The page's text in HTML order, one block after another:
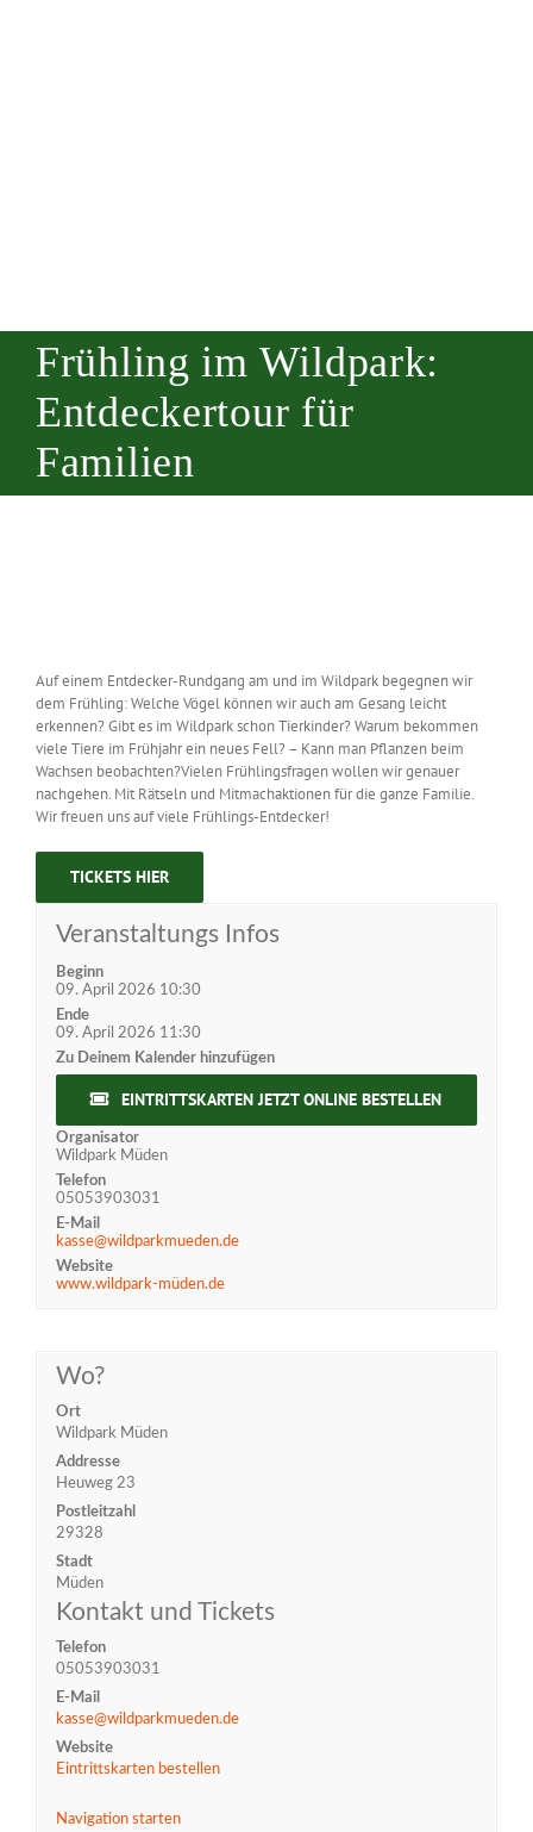
Frühling im Wildpark:
Entdeckertour für
Familien
Auf einem Entdecker-Rundgang am und im Wildpark begegnen wir
dem Frühling: Welche Vögel können wir auch am Gesang leicht
erkennen? Gibt es im Wildpark schon Tierkinder? Warum bekommen
viele Tiere im Frühjahr ein neues Fell? – Kann man Pflanzen beim
Wachsen beobachten?Vielen Frühlingsfragen wollen wir genauer
nachgehen. Mit Rätseln und Mitmachaktionen für die ganze Familie.
Wir freuen uns auf viele Frühlings-Entdecker!
TICKETS HIER
Veranstaltungs Infos
Beginn
09. April 2026 10:30
Ende
09. April 2026 11:30
Zu Deinem Kalender hinzufügen
EINTRITTSKARTEN JETZT ONLINE BESTELLEN
Organisator
Wildpark Müden
Telefon
05053903031
E-Mail
kasse@wildparkmueden.de
Website
www.wildpark-müden.de
Wo?
Ort
Wildpark Müden
Addresse
Heuweg 23
Postleitzahl
29328
Stadt
Müden
Kontakt und Tickets
Telefon
05053903031
E-Mail
kasse@wildparkmueden.de
Website
Eintrittskarten bestellen
Navigation starten